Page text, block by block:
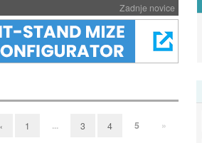
Zadnje novice
1 ... 3 4 5 »